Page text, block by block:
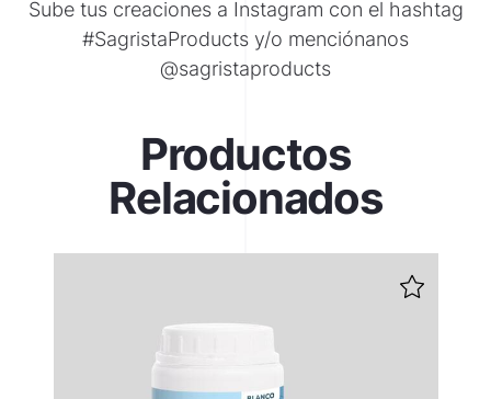
Sube tus creaciones a Instagram con el hashtag
#SagristaProducts y/o menciónanos
@sagristaproducts
Productos
Relacionados